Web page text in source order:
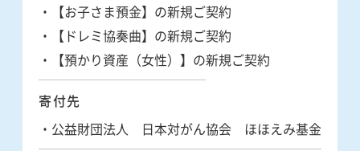
・【お子さま預金】の新規ご契約
・【ドレミ協奏曲】の新規ご契約
・【預かり資産（女性）】の新規ご契約
寄付先
・公益財団法人 日本対がん協会 ほほえみ基金